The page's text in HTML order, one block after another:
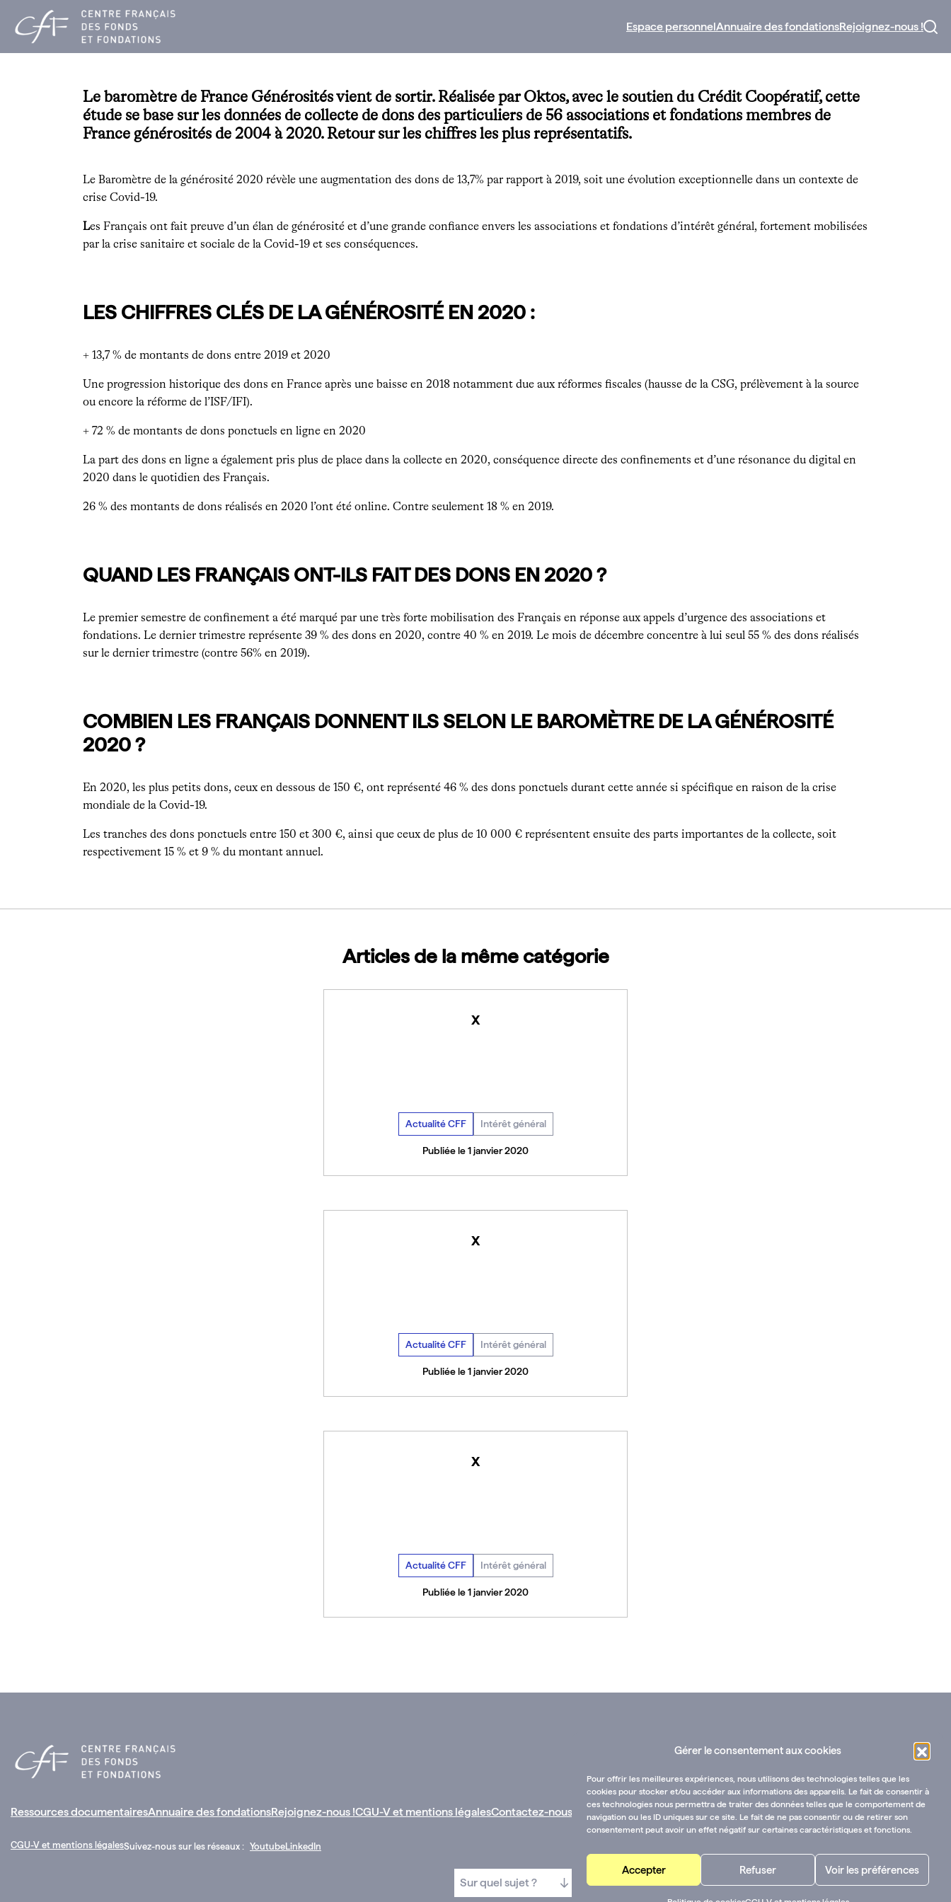
Gérer le consentement aux cookies
Pour offrir les meilleures expériences, nous utilisons des technologies telles que les
cookies pour stocker et/ou accéder aux informations des appareils. Le fait de consentir à
ces technologies nous permettra de traiter des données telles que le comportement de
navigation ou les ID uniques sur ce site. Le fait de ne pas consentir ou de retirer son
consentement peut avoir un effet négatif sur certaines caractéristiques et fonctions.
Accepter Refuser Voir les préférences
contenu
Espace personnelAnnuaire des fondationsRejoignez-nous !
Le baromètre de France Générosités vient de sortir. Réalisée par Oktos, avec le soutien du Crédit Coopératif, cette
étude se base sur les données de collecte de dons des particuliers de 56 associations et fondations membres de
France générosités de 2004 à 2020. Retour sur les chiffres les plus représentatifs.
Le Baromètre de la générosité 2020 révèle une augmentation des dons de 13,7% par rapport à 2019, soit une évolution exceptionnelle dans un contexte de
crise Covid-19.
Les Français ont fait preuve d’un élan de générosité et d’une grande confiance envers les associations et fondations d’intérêt général, fortement mobilisées
par la crise sanitaire et sociale de la Covid-19 et ses conséquences.
LES CHIFFRES CLÉS DE LA GÉNÉROSITÉ EN 2020 :
+ 13,7 % de montants de dons entre 2019 et 2020
Une progression historique des dons en France après une baisse en 2018 notamment due aux réformes fiscales (hausse de la CSG, prélèvement à la source
ou encore la réforme de l’ISF/IFI).
+ 72 % de montants de dons ponctuels en ligne en 2020
La part des dons en ligne a également pris plus de place dans la collecte en 2020, conséquence directe des confinements et d’une résonance du digital en
2020 dans le quotidien des Français.
26 % des montants de dons réalisés en 2020 l’ont été online. Contre seulement 18 % en 2019.
QUAND LES FRANÇAIS ONT-ILS FAIT DES DONS EN 2020 ?
Le premier semestre de confinement a été marqué par une très forte mobilisation des Français en réponse aux appels d’urgence des associations et
fondations. Le dernier trimestre représente 39 % des dons en 2020, contre 40 % en 2019. Le mois de décembre concentre à lui seul 55 % des dons réalisés
sur le dernier trimestre (contre 56% en 2019).
COMBIEN LES FRANÇAIS DONNENT ILS SELON LE BAROMÈTRE DE LA GÉNÉROSITÉ
2020 ?
En 2020, les plus petits dons, ceux en dessous de 150 €, ont représenté 46 % des dons ponctuels durant cette année si spécifique en raison de la crise
mondiale de la Covid-19.
Les tranches des dons ponctuels entre 150 et 300 €, ainsi que ceux de plus de 10 000 € représentent ensuite des parts importantes de la collecte, soit
respectivement 15 % et 9 % du montant annuel.
Articles de la même catégorie
x
Actualité CFF Intérêt général
Publiée le 1 janvier 2020
x
Actualité CFF Intérêt général
Publiée le 1 janvier 2020
x
Actualité CFF Intérêt général
Publiée le 1 janvier 2020
Ressources documentairesAnnuaire des fondationsRejoignez-nous !CGU-V et mentions légalesContactez-nous :
CGU-V et mentions légalesSuivez-nous sur les réseaux : YoutubeLinkedIn